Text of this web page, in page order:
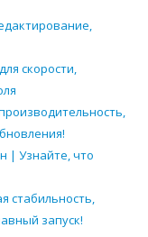
скорости,
| Узнайте, что
стабильность,
запуск!